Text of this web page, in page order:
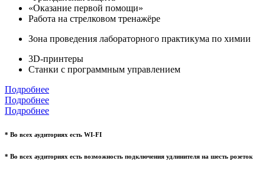
«Оказание первой помощи»
Работа на стрелковом тренажёре
Зона проведения лабораторного практикума по химии
3D-принтеры
Станки с программным управлением
Подробнее
Подробнее
Подробнее
* Во всех аудиториях есть WI-FI
* Во всех аудиториях есть возможность подключения удлинителя на шесть розеток